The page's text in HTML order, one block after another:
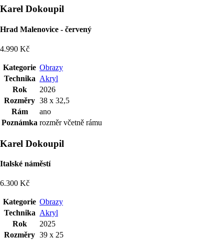
Karel Dokoupil
Hrad Malenovice - červený
4.990 Kč
Kategorie Obrazy
Technika Akryl
Rok
2026
Rozměry 38 x 32,5
Rám
ano
Poznámka rozměr včetně rámu
Karel Dokoupil
Italské náměstí
6.300 Kč
Kategorie Obrazy
Technika Akryl
Rok
2025
Rozměry 39 x 25